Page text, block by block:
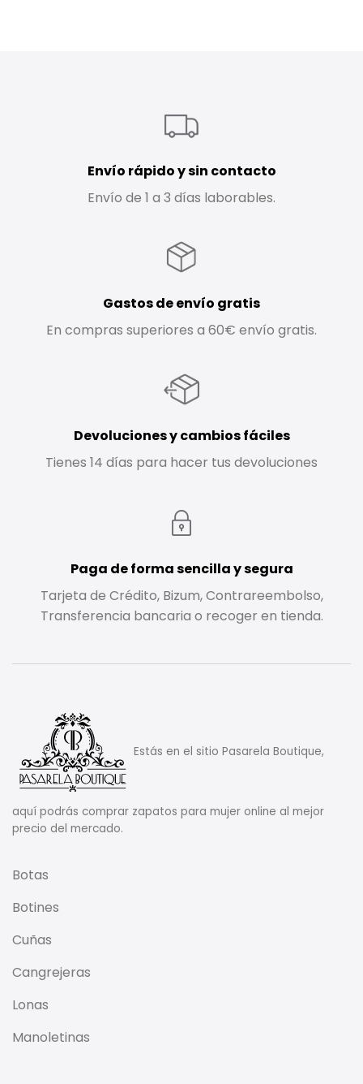
Envío rápido y sin contacto
Envío de 1 a 3 días laborables.
Gastos de envío gratis
En compras superiores a 60€ envío gratis.
Devoluciones y cambios fáciles
Tienes 14 días para hacer tus devoluciones
Paga de forma sencilla y segura
Tarjeta de Crédito, Bizum, Contrareembolso,
Transferencia bancaria o recoger en tienda.
Estás en el sitio Pasarela Boutique,
aquí podrás comprar zapatos para mujer online al mejor
precio del mercado.
Botas
Botines
Cuñas
Cangrejeras
Lonas
Manoletinas